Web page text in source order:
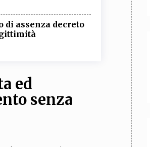
assenza decreto
ed
senza